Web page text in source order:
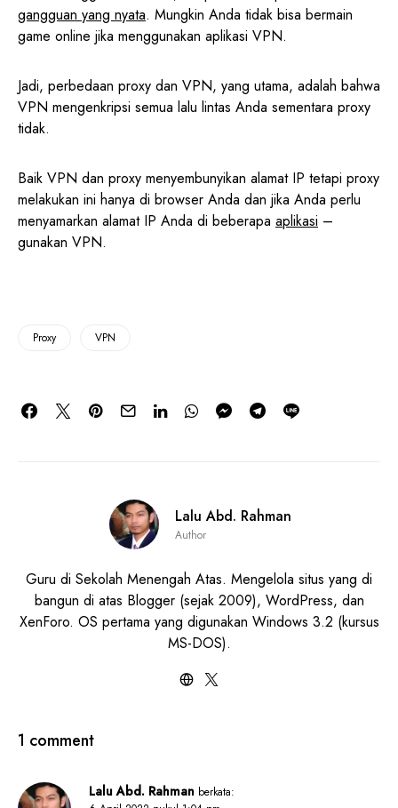
gangguan yang nyata. Mungkin Anda tidak bisa bermain
game online jika menggunakan aplikasi VPN.
Jadi, perbedaan proxy dan VPN, yang utama, adalah bahwa
VPN mengenkripsi semua lalu lintas Anda sementara proxy
tidak.
Baik VPN dan proxy menyembunyikan alamat IP tetapi proxy
melakukan ini hanya di browser Anda dan jika Anda perlu
menyamarkan alamat IP Anda di beberapa aplikasi –
gunakan VPN.
Proxy VPN
Lalu Abd. Rahman
Author
Guru di Sekolah Menengah Atas. Mengelola situs yang di
bangun di atas Blogger (sejak 2009), WordPress, dan
XenForo. OS pertama yang digunakan Windows 3.2 (kursus
MS-DOS).
1 comment
Lalu Abd. Rahman berkata: